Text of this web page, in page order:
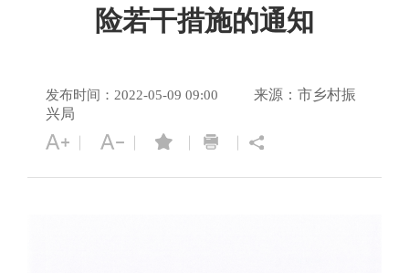
险若干措施的通知
发布时间：2022-05-09 09:00
来源：市乡村振
兴局